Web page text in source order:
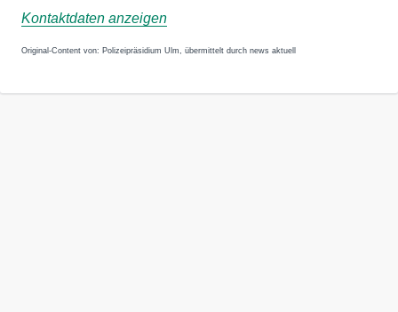
Kontaktdaten anzeigen
Original-Content von: Polizeipräsidium Ulm, übermittelt durch news aktuell